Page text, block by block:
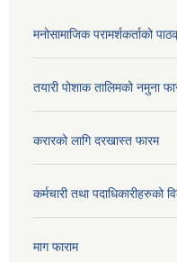
मनोसामाजिक परामर्शकर्ताको
तयारी पोशाक तालिमको नमुना
करारको लागि दरखास्त फारम
कर्मचारी तथा पदाधिकारीहरुको
माग फाराम